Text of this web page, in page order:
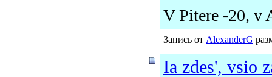
V Pitere -20, v
Запись от AlexanderG
Ia zdes', vsio